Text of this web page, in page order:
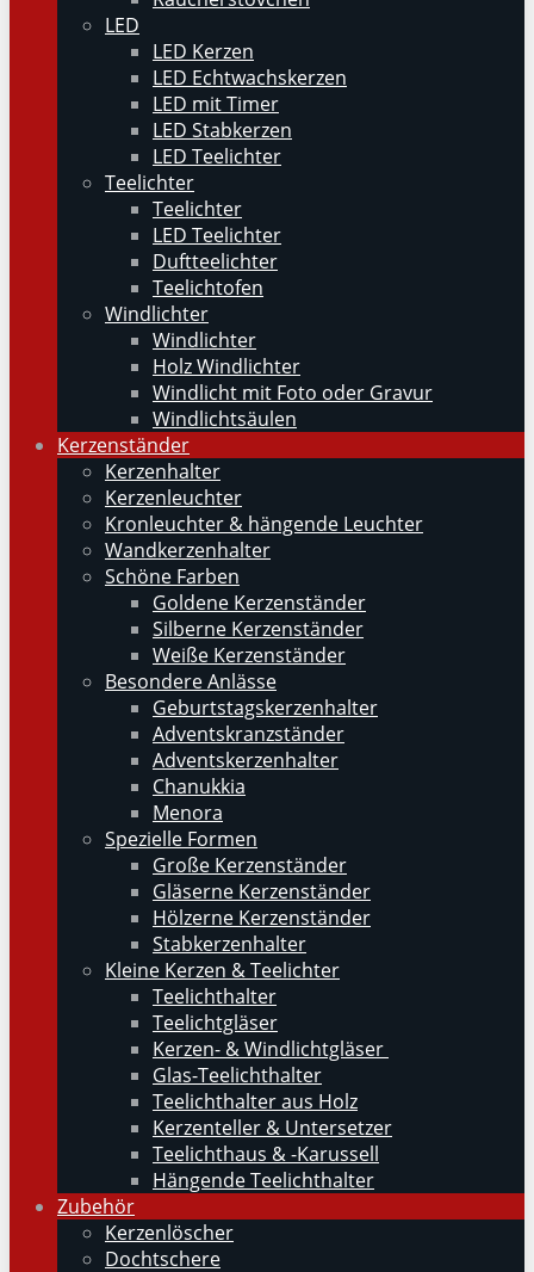
LED
LED Kerzen
LED Echtwachskerzen
LED mit Timer
LED Stabkerzen
LED Teelichter
Teelichter
Teelichter
LED Teelichter
Duftteelichter
Teelichtofen
Windlichter
Windlichter
Holz Windlichter
Windlicht mit Foto oder Gravur
Windlichtsäulen
Kerzenständer
Kerzenhalter
Kerzenleuchter
Kronleuchter & hängende Leuchter
Wandkerzenhalter
Schöne Farben
Goldene Kerzenständer
Silberne Kerzenständer
Weiße Kerzenständer
Besondere Anlässe
Geburtstagskerzenhalter
Adventskranzständer
Adventskerzenhalter
Chanukkia
Menora
Spezielle Formen
Große Kerzenständer
Gläserne Kerzenständer
Hölzerne Kerzenständer
Stabkerzenhalter
Kleine Kerzen & Teelichter
Teelichthalter
Teelichtgläser
Kerzen- & Windlichtgläser
Glas-Teelichthalter
Teelichthalter aus Holz
Kerzenteller & Untersetzer
Teelichthaus & -Karussell
Hängende Teelichthalter
Zubehör
Kerzenlöscher
Dochtschere